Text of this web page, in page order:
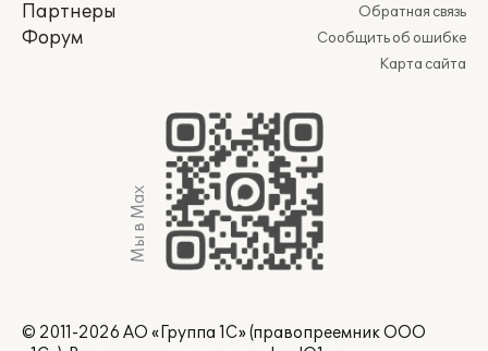
Партнеры
Форум
Обратная связь
Сообщить об ошибке
Карта сайта
Мы в Max
© 2011-2026 АО «Группа 1С» (правопреемник ООО